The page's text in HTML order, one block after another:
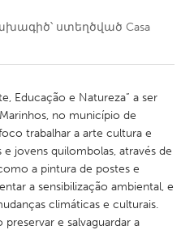
Ottawa
Toronto
ստեղծված Casa
Educação e Natureza” a ser
no município de
trabalhar a arte cultura e
jovens quilombolas, através de
a pintura de postes e
a sensibilização ambiental, e
climáticas e culturais.
preservar e salvaguardar a